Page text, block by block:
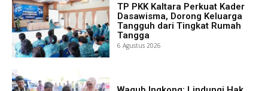
TP PKK Kaltara Perkuat Kader
Dasawisma, Dorong Keluarga
Tangguh dari Tingkat Rumah
Tangga
6 Agustus 2026